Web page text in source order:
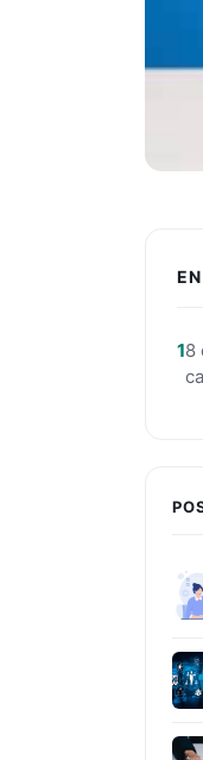
8